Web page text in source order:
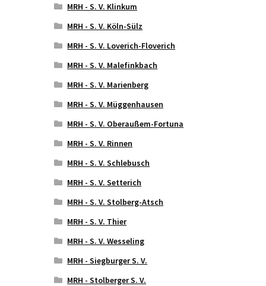
MRH - S. V. Klinkum
MRH - S. V. Köln-Sülz
MRH - S. V. Loverich-Floverich
MRH - S. V. Malefinkbach
MRH - S. V. Marienberg
MRH - S. V. Müggenhausen
MRH - S. V. Oberaußem-Fortuna
MRH - S. V. Rinnen
MRH - S. V. Schlebusch
MRH - S. V. Setterich
MRH - S. V. Stolberg-Atsch
MRH - S. V. Thier
MRH - S. V. Wesseling
MRH - Siegburger S. V.
MRH - Stolberger S. V.